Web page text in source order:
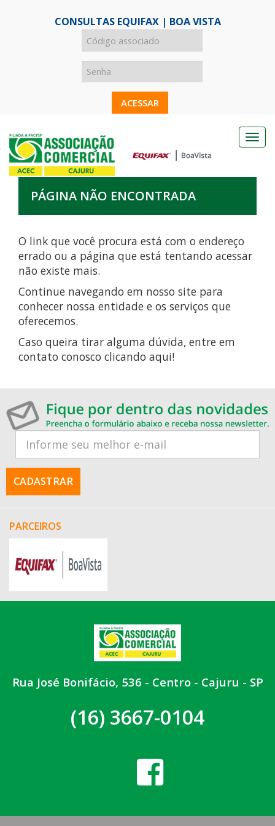
CONSULTAS EQUIFAX | BOA VISTA
Menu
de
navegação
PÁGINA NÃO ENCONTRADA
O link que você procura está com o endereço
errado ou a página que está tentando acessar
não existe mais.
Continue navegando em nosso site para
conhecer nossa entidade e os serviços que
oferecemos.
Caso queira tirar alguma dúvida, entre em
contato conosco clicando aqui!
CADASTRAR
PARCEIROS
Rua José Bonifácio, 536 - Centro - Cajuru - SP
(16) 3667-0104